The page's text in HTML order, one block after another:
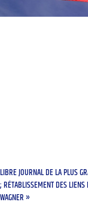
LIBRE JOURNAL DE LA PLUS
; RÉTABLISSEMENT DES
WAGNER »